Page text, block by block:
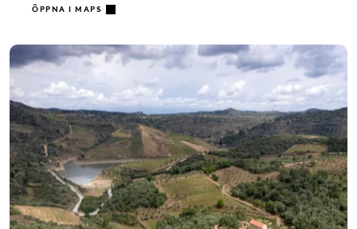
ÖPPNA I MAPS